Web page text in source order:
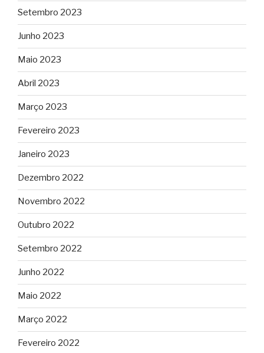
Setembro 2023
Junho 2023
Maio 2023
Abril 2023
Março 2023
Fevereiro 2023
Janeiro 2023
Dezembro 2022
Novembro 2022
Outubro 2022
Setembro 2022
Junho 2022
Maio 2022
Março 2022
Fevereiro 2022